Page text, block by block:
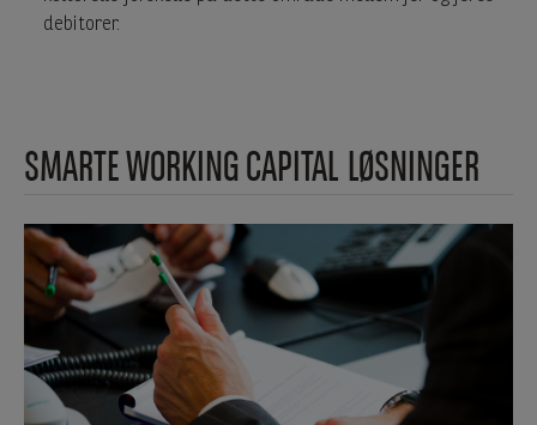
debitorer.
SMARTE WORKING CAPITAL LØSNINGER